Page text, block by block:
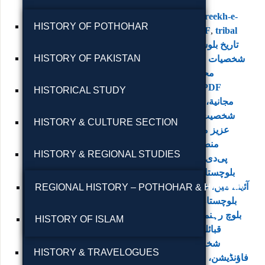
HISTORY OF POTHOHAR
HISTORY OF PAKISTAN
HISTORICAL STUDY
HISTORY & CULTURE SECTION
HISTORY & REGIONAL STUDIES
REGIONAL HISTORY – POTHOHAR & HAZARA
HISTORY OF ISLAM
HISTORY & TRAVELOGUES
Tareekh-e-
Balochistan PDF, tribal
تاريخ بلوشستان،
شخصيات بلوشستان، عزيز
محمد بگتي، التاريخ
مجانية، تاریخ بلوچستان،
شخصیت‌های بلوچستان،
عزیز محمد بگتی، تاریخ
منطقه‌ای، کتاب‌های
پی‌دی‌اف رایگان,تاریخ
بلوچستان، شخصیات کے
آئینے میں، عزیز محمد بگٹی،
بلوچستان کی شخصیات،
بلوچ رہنما، علاقائی تاریخ،
قبائلی تاریخ، سیاسی
شخصیات، طوبٰی بک
فاؤنڈیشن، مفت پی ڈی ایف